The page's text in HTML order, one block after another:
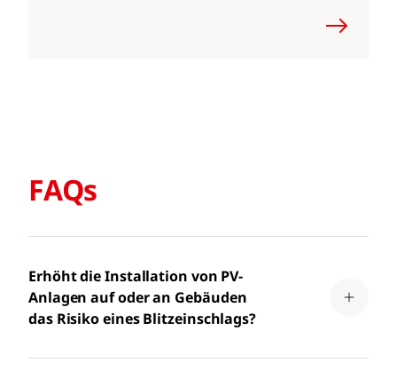
FAQs
Erhöht die Installation von PV-
Anlagen auf oder an Gebäuden
das Risiko eines Blitzeinschlags?